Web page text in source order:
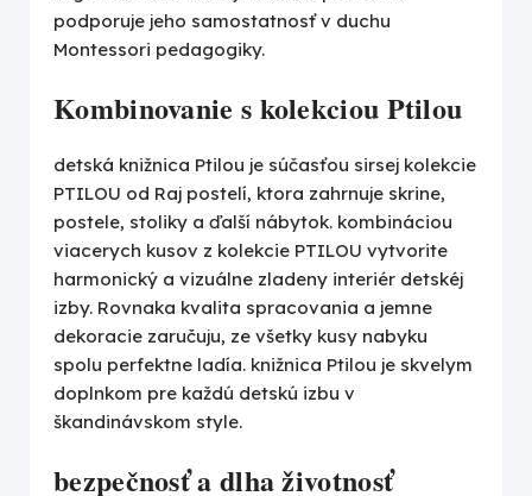
podporuje jeho samostatnosť v duchu
Montessori pedagogiky.
Kombinovanie s kolekciou Ptilou
detská knižnica Ptilou je súčasťou sirsej kolekcie
PTILOU od Raj postelí, ktora zahrnuje skrine,
postele, stoliky a ďalší nábytok. kombináciou
viacerych kusov z kolekcie PTILOU vytvorite
harmonický a vizuálne zladeny interiér detskéj
izby. Rovnaka kvalita spracovania a jemne
dekoracie zaručuju, ze všetky kusy nabyku
spolu perfektne ladía. knižnica Ptilou je skvelym
doplnkom pre každú detskú izbu v
škandinávskom style.
bezpečnosť a dlha životnosť